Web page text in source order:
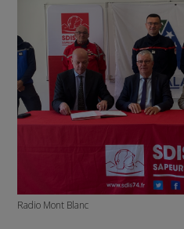
Radio Mont Blanc